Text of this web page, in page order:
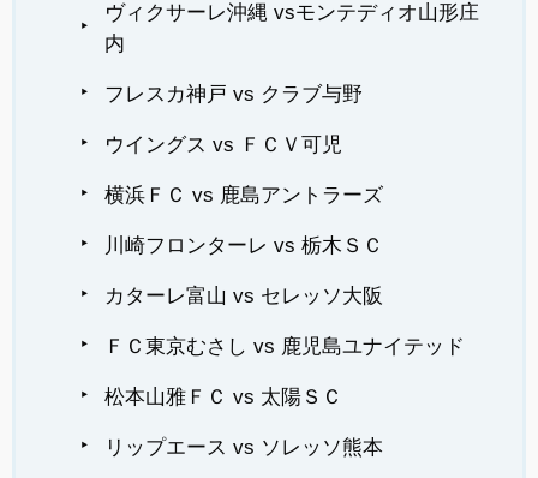
ヴィクサーレ沖縄 vsモンテディオ山形庄
内
フレスカ神戸 vs クラブ与野
ウイングス vs ＦＣＶ可児
横浜ＦＣ vs 鹿島アントラーズ
川崎フロンターレ vs 栃木ＳＣ
カターレ富山 vs セレッソ大阪
ＦＣ東京むさし vs 鹿児島ユナイテッド
松本山雅ＦＣ vs 太陽ＳＣ
リップエース vs ソレッソ熊本